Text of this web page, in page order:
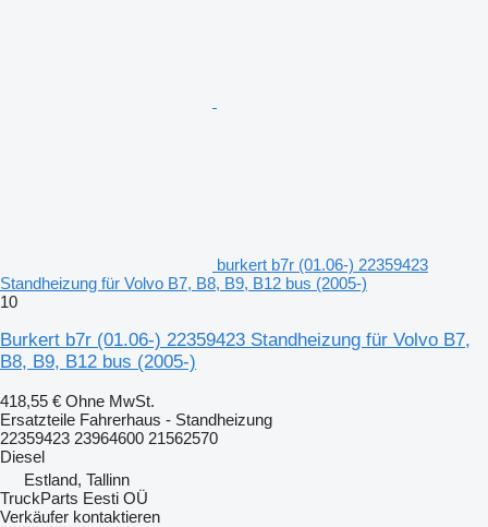
burkert b7r (01.06-) 22359423
Standheizung für Volvo B7, B8, B9, B12 bus (2005-)
10
Burkert b7r (01.06-) 22359423 Standheizung für Volvo B7,
B8, B9, B12 bus (2005-)
418,55 € Ohne MwSt.
Ersatzteile Fahrerhaus - Standheizung
22359423 23964600 21562570
Diesel
Estland, Tallinn
TruckParts Eesti OÜ
Verkäufer kontaktieren